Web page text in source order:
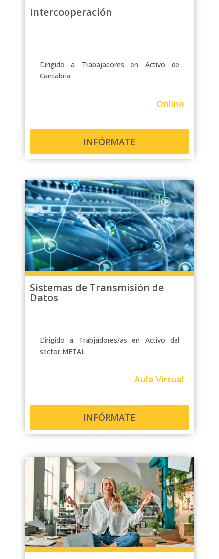
Intercooperación
Dirigido a Trabajadores en Activo de
Cantabria
Online
INFÓRMATE
Sistemas de Transmisión de
Datos
Dirigido a Trabjadores/as en Activo del
sector METAL
Aula Virtual
INFÓRMATE